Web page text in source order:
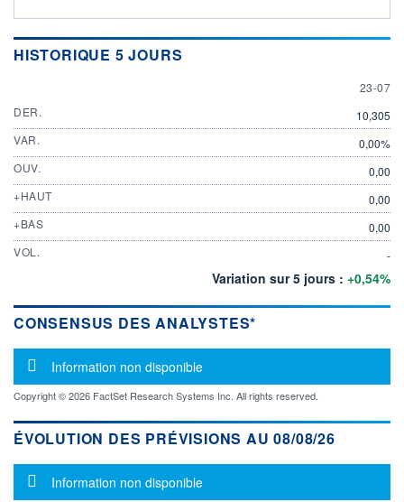
HISTORIQUE 5 JOURS
23 JULY
23-07
DER.
10,305
VAR.
0,00%
OUV.
0,00
+HAUT
0,00
+BAS
0,00
VOL.
-
Variation sur 5 jours : +0,54%
CONSENSUS DES ANALYSTES*
Message d'information
Information non disponible
Copyright © 2026 FactSet Research Systems Inc. All rights reserved.
ÉVOLUTION DES PRÉVISIONS AU 08/08/26
Message d'information
Information non disponible